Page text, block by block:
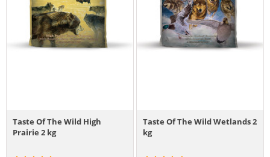
Taste Of The Wild High
Prairie 2 kg
Taste Of The Wild Wetlands 2
kg